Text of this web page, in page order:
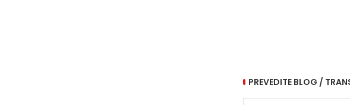
PREVEDITE BLOG /